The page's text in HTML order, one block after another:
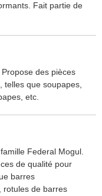
Fait partie de
des pièces
telles que soupapes,
etc.
Federal Mogul.
de qualité pour
barres
rotules de barres